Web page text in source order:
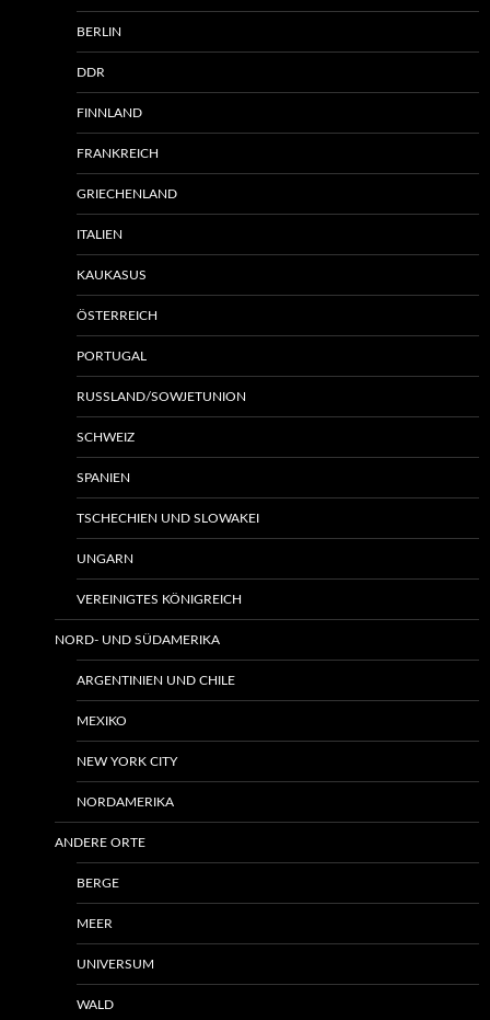
BERLIN
DDR
FINNLAND
FRANKREICH
GRIECHENLAND
ITALIEN
KAUKASUS
ÖSTERREICH
PORTUGAL
RUSSLAND/SOWJETUNION
SCHWEIZ
SPANIEN
TSCHECHIEN UND SLOWAKEI
UNGARN
VEREINIGTES KÖNIGREICH
NORD- UND SÜDAMERIKA
ARGENTINIEN UND CHILE
MEXIKO
NEW YORK CITY
NORDAMERIKA
ANDERE ORTE
BERGE
MEER
UNIVERSUM
WALD